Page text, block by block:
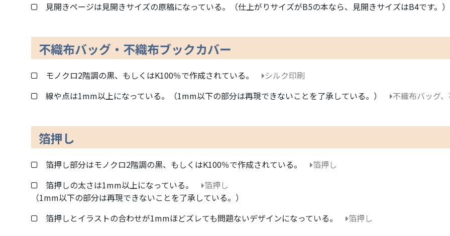
見開きページは見開きサイズの原稿になっている。（仕上がりサイズがB5の本なら、見開きサイズはB4です。）
不織布バッグ・不織布ブックカバー
モノクロ2階調の黒、もしくはK100％で作成されている。
シルク印刷
線や点は1mm以上になっている。（1mm以下の部分は再現できないことを了承している。）
不織布バッグ
箔押し
箔押し部分はモノクロ2階調の黒、もしくはK100％で作成されている。
箔押し
箔押しの太さは1mm以上になっている。
箔押し
（1mm以下の部分は再現できないことを了承している。）
箔押しとイラストの合わせが1mmほどズレても問題ないデザインになっている。
箔押し